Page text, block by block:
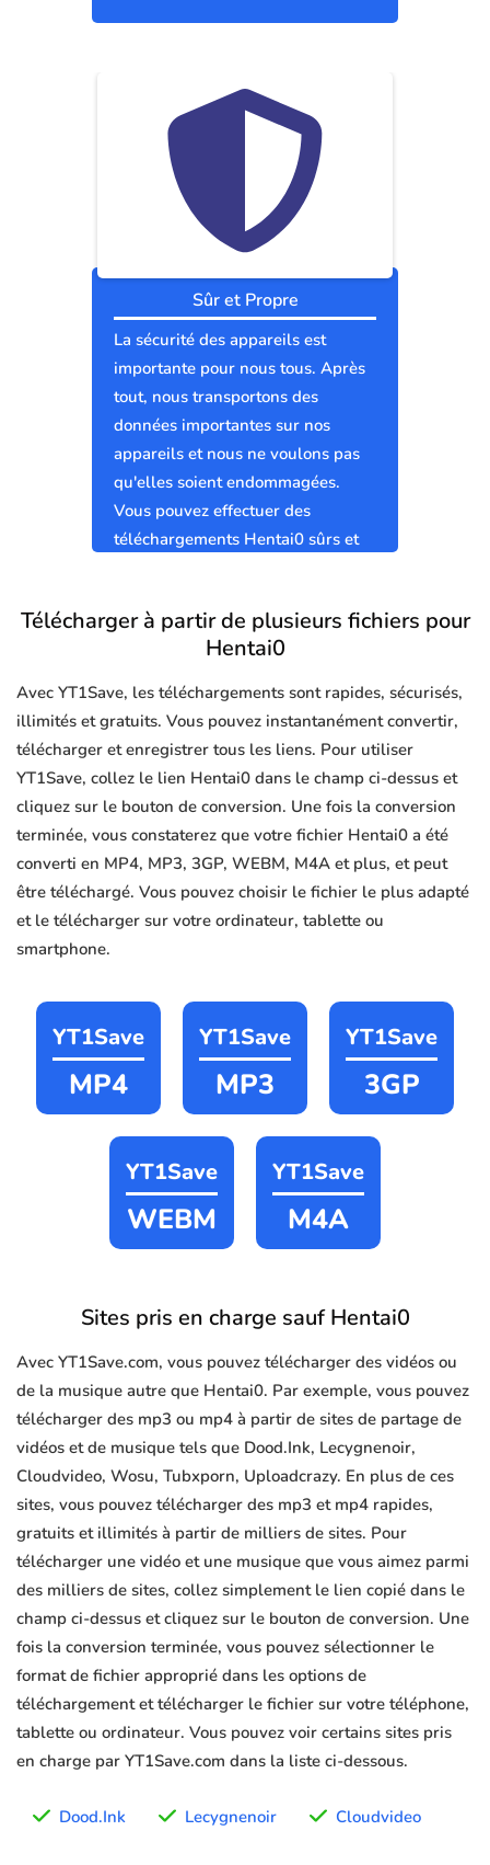
Sûr et Propre
La sécurité des appareils est
importante pour nous tous. Après
tout, nous transportons des
données importantes sur nos
appareils et nous ne voulons pas
qu'elles soient endommagées.
Vous pouvez effectuer des
téléchargements Hentai0 sûrs et
Télécharger à partir de plusieurs fichiers pour
Hentai0
Avec YT1Save, les téléchargements sont rapides, sécurisés,
illimités et gratuits. Vous pouvez instantanément convertir,
télécharger et enregistrer tous les liens. Pour utiliser
YT1Save, collez le lien Hentai0 dans le champ ci-dessus et
cliquez sur le bouton de conversion. Une fois la conversion
terminée, vous constaterez que votre fichier Hentai0 a été
converti en MP4, MP3, 3GP, WEBM, M4A et plus, et peut
être téléchargé. Vous pouvez choisir le fichier le plus adapté
et le télécharger sur votre ordinateur, tablette ou
smartphone.
YT1Save
MP4
YT1Save
MP3
YT1Save
3GP
YT1Save
WEBM
YT1Save
M4A
Sites pris en charge sauf Hentai0
Avec YT1Save.com, vous pouvez télécharger des vidéos ou
de la musique autre que Hentai0. Par exemple, vous pouvez
télécharger des mp3 ou mp4 à partir de sites de partage de
vidéos et de musique tels que Dood.Ink, Lecygnenoir,
Cloudvideo, Wosu, Tubxporn, Uploadcrazy. En plus de ces
sites, vous pouvez télécharger des mp3 et mp4 rapides,
gratuits et illimités à partir de milliers de sites. Pour
télécharger une vidéo et une musique que vous aimez parmi
des milliers de sites, collez simplement le lien copié dans le
champ ci-dessus et cliquez sur le bouton de conversion. Une
fois la conversion terminée, vous pouvez sélectionner le
format de fichier approprié dans les options de
téléchargement et télécharger le fichier sur votre téléphone,
tablette ou ordinateur. Vous pouvez voir certains sites pris
en charge par YT1Save.com dans la liste ci-dessous.
Dood.Ink Lecygnenoir Cloudvideo